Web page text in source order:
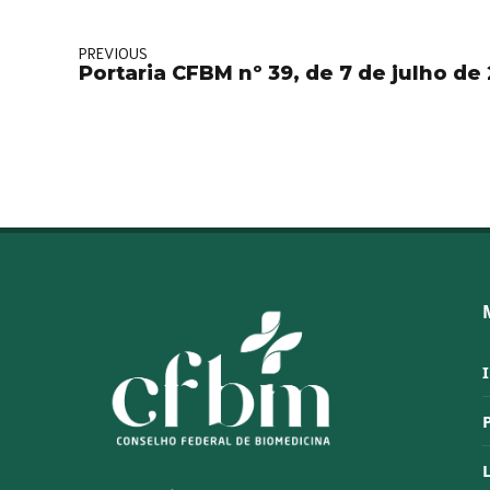
PREVIOUS
Portaria CFBM nº 39, de 7 de julho de